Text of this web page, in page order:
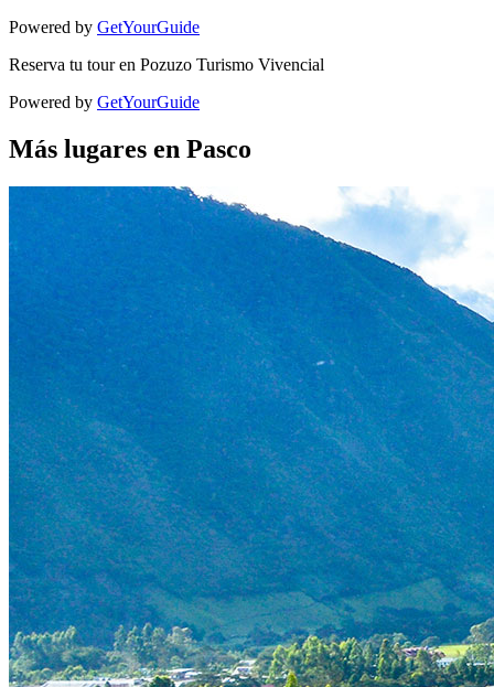
Powered by GetYourGuide
Reserva tu tour en Pozuzo Turismo Vivencial
Powered by GetYourGuide
Más lugares en Pasco